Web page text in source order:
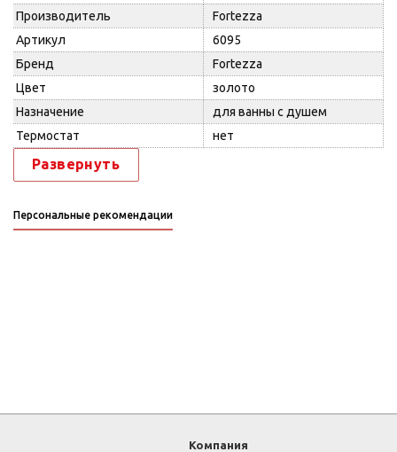
Производитель
Fortezza
Артикул
6095
Бренд
Fortezza
Цвет
золото
Назначение
для ванны с душем
Термостат
нет
Развернуть
Персональные рекомендации
Компания